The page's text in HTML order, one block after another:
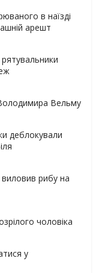
в наїзді
арешт
Вельму
деблокували
рибу на
чоловіка
у